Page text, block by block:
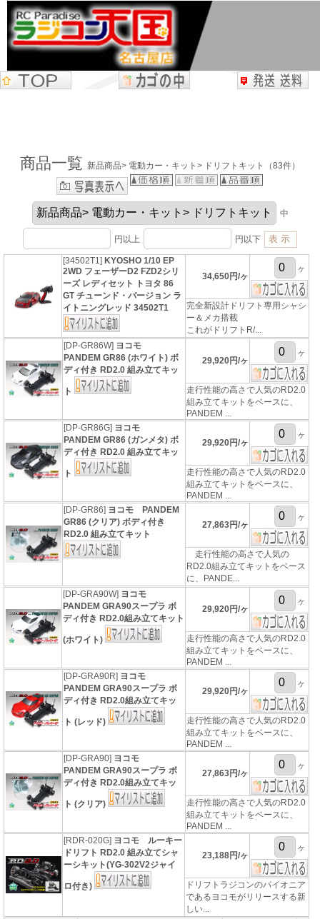
商品一覧 新品商品> 電動カー・キット> ドリフトキット（83件）
中
円以上 円以下
[34502T1] KYOSHO 1/10 EP
2WD フェーザーD2 FZD2シリ
ーズ レディセット トヨタ 86
GT チューンド・バージョン ラ
イトニングレッド 34502T1
34,650円/ヶ
ヶ
完全新設計ドリフト専用シャシ
ー＆メカ搭載
これがドリフトR/...
[DP-GR86W] ヨコモ
PANDEM GR86 (ホワイト) ボ
ディ付き RD2.0 組み立てキッ
ト
29,920円/ヶ
ヶ
走行性能の高さで人気のRD2.0
組み立てキットをベースに、
PANDEM ...
[DP-GR86G] ヨコモ
PANDEM GR86 (ガンメタ) ボ
ディ付き RD2.0 組み立てキッ
ト
29,920円/ヶ
ヶ
走行性能の高さで人気のRD2.0
組み立てキットをベースに、
PANDEM ...
[DP-GR86] ヨコモ PANDEM
GR86 (クリア) ボディ付き
RD2.0 組み立てキット
27,863円/ヶ
ヶ
走行性能の高さで人気の
RD2.0組み立てキットをベース
に、PANDE...
[DP-GRA90W] ヨコモ
PANDEM GRA90スープラ ボ
ディ付き RD2.0組み立てキット
(ホワイト)
29,920円/ヶ
ヶ
走行性能の高さで人気のRD2.0
組み立てキットをベースに、
PANDEM ...
[DP-GRA90R] ヨコモ
PANDEM GRA90スープラ ボ
ディ付き RD2.0組み立てキッ
ト (レッド)
29,920円/ヶ
ヶ
走行性能の高さで人気のRD2.0
組み立てキットをベースに、
PANDEM ...
[DP-GRA90] ヨコモ
PANDEM GRA90スープラ ボ
ディ付き RD2.0組み立てキッ
ト (クリア)
27,863円/ヶ
ヶ
走行性能の高さで人気のRD2.0
組み立てキットをベースに、
PANDEM ...
[RDR-020G] ヨコモ ルーキー
ドリフト RD2.0 組み立てシャ
ーシキット(YG-302V2ジャイ
ロ付き)
23,188円/ヶ
ヶ
ドリフトラジコンのパイオニア
であるヨコモがリリースする新
しい...